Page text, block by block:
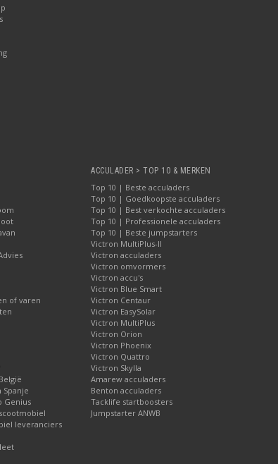
of varen
Genius
leveranciers
ACCULADER > TOP 10 & MERKEN
Top 10 | Beste acculaders
Top 10 | Goedkoopste acculaders
Top 10 | Best verkochte acculaders
Top 10 | Professionele acculaders
Top 10 | Beste jumpstarters
Victron MultiPlus-II
Victron acculaders
Victron omvormers
Victron accu's
Victron Blue Smart
Victron Centaur
Victron EasySolar
Victron MultiPlus
Victron Orion
Victron Phoenix
Victron Quattro
Victron Skylla
Amarew acculaders
Benton acculaders
Tacklife startboosters
Jumpstarter ANWB